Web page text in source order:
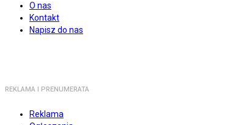
O nas
Kontakt
Napisz do nas
REKLAMA I PRENUMERATA
Reklama